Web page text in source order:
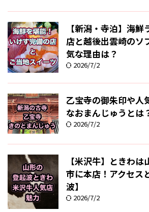
【新潟・寺泊】海
店と越後出雲崎のソ
気な理由は？
2026/7/2
乙宝寺の御朱印や人
なおまんじゅうとは
2026/7/2
【米沢牛】ときわ
市に本店！アクセス
波】
2026/7/2